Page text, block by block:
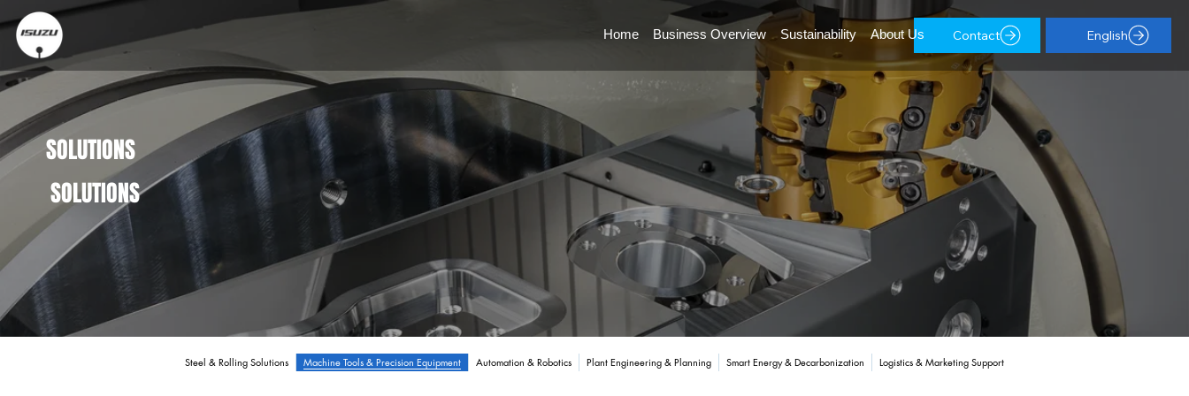
SOLUTIONS
SOLUTIONS
Steel & Rolling Solutions Machine Tools & Precision Equipment Automation & Robotics Plant Engineering & Planning Smart Energy & Decarbonization Logistics & Marketing Support
English
Home Business Overview Sustainability About Us